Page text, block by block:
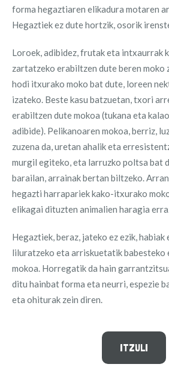
forma hegaztiaren elikadura motaren
Hegaztiek ez dute hortzik, osorik
Loroek, adibidez, frutak eta intxaurrak
zartatzeko erabiltzen dute beren
hodi itxurako moko bat dute, loreen
izateko. Beste kasu batzuetan, txori
erabiltzen dute mokoa (tukana eta
adibide). Pelikanoaren mokoa, berriz,
zuzena da, uretan ahalik eta
murgil egiteko, eta larruzko poltsa bat
barailan, arrainak bertan biltzeko.
hegazti harrapariek kako-itxurako
elikagai dituzten animalien haragia
Hegaztiek, beraz, jateko ez ezik,
liluratzeko eta arriskuetatik babesteko
mokoa. Horregatik da hain
ditu hainbat forma eta neurri, espezie
eta ohiturak zein diren.
ITZULI